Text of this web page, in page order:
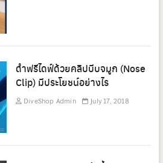
ดำฟรีไดฟ์ด้วยคลิปบีบจมูก (Nose
Clip) มีประโยชน์อย่างไร
DiveShop Admin July 17, 2018